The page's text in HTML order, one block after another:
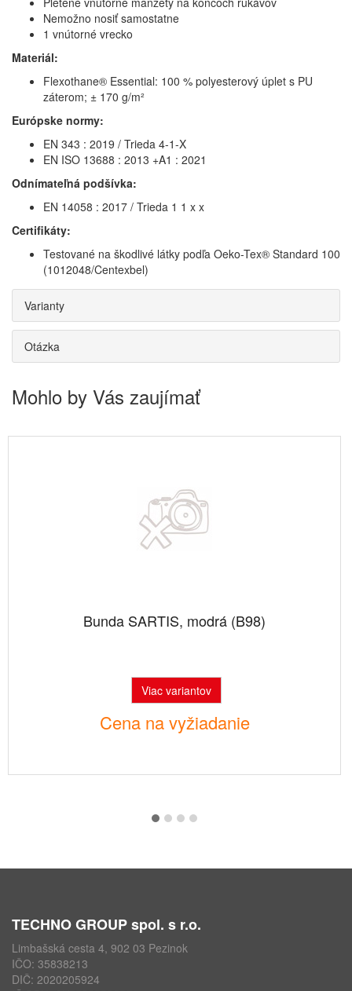
Nemožno nosiť samostatne
1 vnútorné vrecko
Materiál:
Flexothane® Essential: 100 % polyesterový úplet s PU
záterom; ± 170 g/m²
Európske normy:
EN 343 : 2019 / Trieda 4-1-X
EN ISO 13688 : 2013 +A1 : 2021
Odnímateľná podšívka:
EN 14058 : 2017 / Trieda 1 1 x x
Certifikáty:
Testované na škodlivé látky podľa Oeko-Tex® Standard 100
(1012048/Centexbel)
Varianty
Otázka
Mohlo by Vás zaujímať
Bunda SARTIS, modrá (B98)
Viac variantov
Cena na vyžiadanie
TECHNO GROUP spol. s r.o.
Limbašská cesta 4, 902 03 Pezinok
IČO: 35838213
DIČ: 2020205924